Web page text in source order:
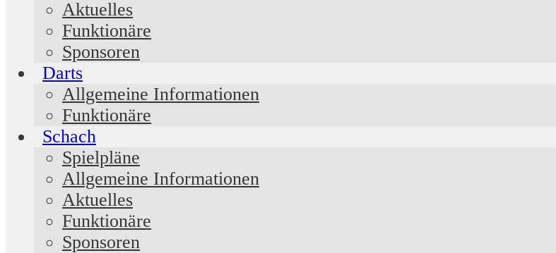
Aktuelles
Funktionäre
Sponsoren
Darts
Allgemeine Informationen
Funktionäre
Schach
Spielpläne
Allgemeine Informationen
Aktuelles
Funktionäre
Sponsoren